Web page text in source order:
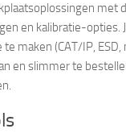
met
en kalibratie-opties.
maken (CAT/IP,
en slimmer te